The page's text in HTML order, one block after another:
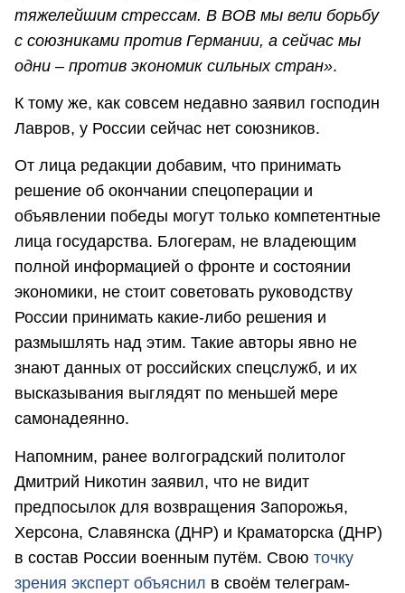
тяжелейшим стрессам. В ВОВ мы вели борьбу
с союзниками против Германии, а сейчас мы
одни – против экономик сильных стран».
К тому же, как совсем недавно заявил господин
Лавров, у России сейчас нет союзников.
От лица редакции добавим, что принимать
решение об окончании спецоперации и
объявлении победы могут только компетентные
лица государства. Блогерам, не владеющим
полной информацией о фронте и состоянии
экономики, не стоит советовать руководству
России принимать какие-либо решения и
размышлять над этим. Такие авторы явно не
знают данных от российских спецслужб, и их
высказывания выглядят по меньшей мере
самонадеянно.
Напомним, ранее волгоградский политолог
Дмитрий Никотин заявил, что не видит
предпосылок для возвращения Запорожья,
Херсона, Славянска (ДНР) и Краматорска (ДНР)
в состав России военным путём. Свою точку
зрения эксперт объяснил в своём телеграм-